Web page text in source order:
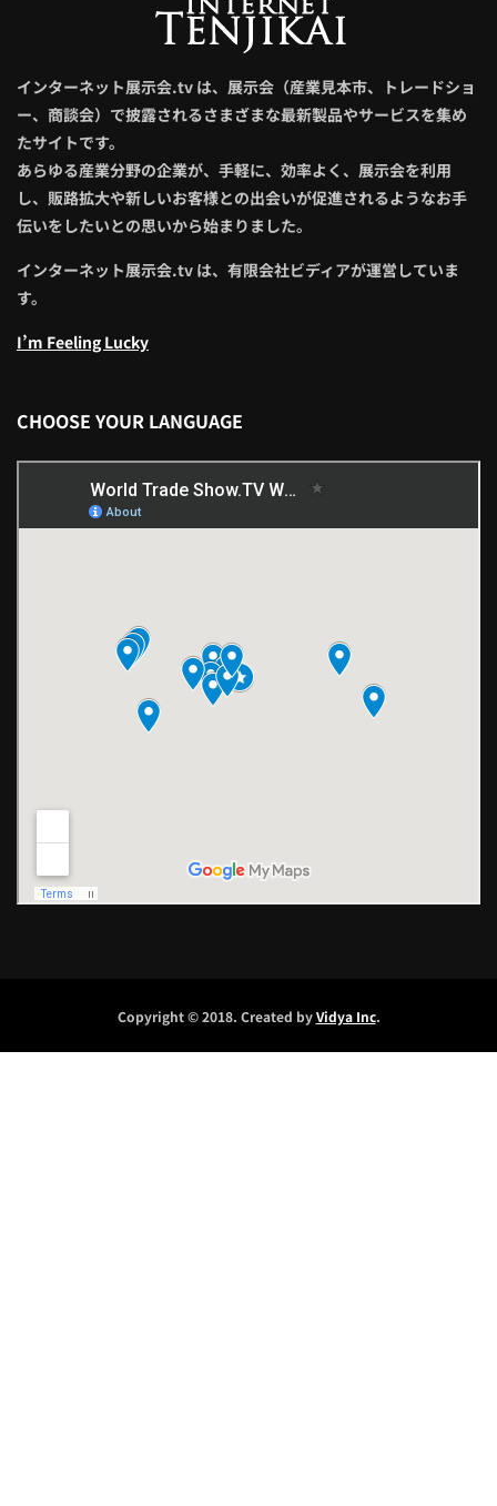
インターネット展示会.tv は、展示会（産業見本市、トレードショ
ー、商談会）で披露されるさまざまな最新製品やサービスを集め
たサイトです。
あらゆる産業分野の企業が、手軽に、効率よく、展示会を利用
し、販路拡大や新しいお客様との出会いが促進されるようなお手
伝いをしたいとの思いから始まりました。
インターネット展示会.tv は、有限会社ビディアが運営していま
す。
I’m Feeling Lucky
CHOOSE YOUR LANGUAGE
Copyright © 2018. Created byVidya Inc.